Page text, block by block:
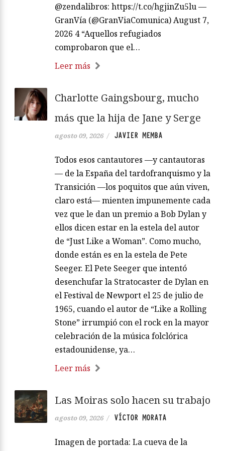
@zendalibros: https://t.co/hgjinZu5lu —
GranVía (@GranViaComunica) August 7,
2026 4 “Aquellos refugiados
comprobaron que el…
Leer más
Charlotte Gaingsbourg, mucho
más que la hija de Jane y Serge
agosto 09, 2026 / JAVIER MEMBA
Todos esos cantautores —y cantautoras
— de la España del tardofranquismo y la
Transición —los poquitos que aún viven,
claro está— mienten impunemente cada
vez que le dan un premio a Bob Dylan y
ellos dicen estar en la estela del autor
de “Just Like a Woman”. Como mucho,
donde están es en la estela de Pete
Seeger. El Pete Seeger que intentó
desenchufar la Stratocaster de Dylan en
el Festival de Newport el 25 de julio de
1965, cuando el autor de “Like a Rolling
Stone” irrumpió con el rock en la mayor
celebración de la música folclórica
estadounidense, ya…
Leer más
Las Moiras solo hacen su trabajo
agosto 09, 2026 / VÍCTOR MORATA
Imagen de portada: La cueva de la